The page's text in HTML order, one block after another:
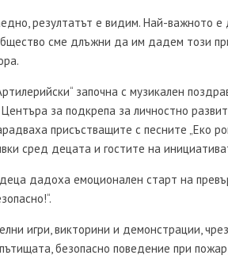
резултатът е видим. Най-важното
сме длъжни да им дадем този
започна с музикален
Центъра за подкрепа за личностно
присъстващите с песните „Еко
сред децата и гостите на
дадоха емоционален старт на
игри, викторини и демонстрации,
безопасно поведение при